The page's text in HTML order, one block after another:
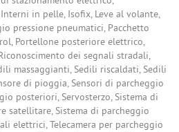
in pelle, Isofix, Leve al volante,
pressione pneumatici, Pacchetto
Portellone posteriore elettrico,
dei segnali stradali,
massaggianti, Sedili riscaldati, Sedili
di pioggia, Sensori di parcheggio
posteriori, Servosterzo, Sistema di
satellitare, Sistema di parcheggio
elettrici, Telecamera per parcheggio